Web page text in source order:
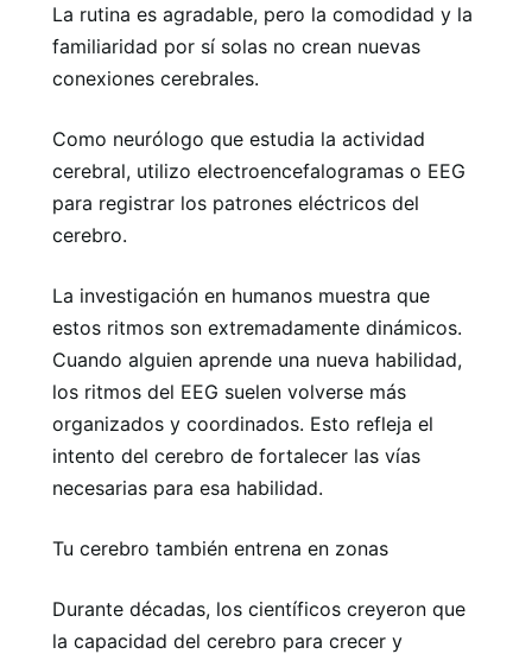
La rutina es agradable, pero la comodidad y la
familiaridad por sí solas no crean nuevas
conexiones cerebrales.
Como neurólogo que estudia la actividad
cerebral, utilizo electroencefalogramas o EEG
para registrar los patrones eléctricos del
cerebro.
La investigación en humanos muestra que
estos ritmos son extremadamente dinámicos.
Cuando alguien aprende una nueva habilidad,
los ritmos del EEG suelen volverse más
organizados y coordinados. Esto refleja el
intento del cerebro de fortalecer las vías
necesarias para esa habilidad.
Tu cerebro también entrena en zonas
Durante décadas, los científicos creyeron que
la capacidad del cerebro para crecer y